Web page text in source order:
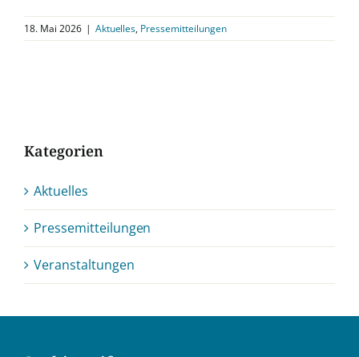
18. Mai 2026 | Aktuelles, Pressemitteilungen
Kategorien
Aktuelles
Pressemitteilungen
Veranstaltungen